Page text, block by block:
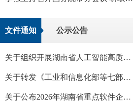
文件通知 公示公告
关于组织开展湖南省人工智能高质量行业数据集、语料库、智能体典型案例征集工作的通知
关于转发《工业和信息化部等七部门办公厅（办公室）关于开展2026年工业和信息化领域创新任务揭榜挂帅工作的通知》的通知
关于公布2026年湖南省重点软件企业名单的通知